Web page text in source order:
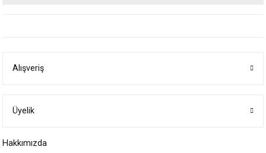
Ürün bilgilerinde hatalar bulunuyor.
Bu ürüne benzer farklı alternatifler olmalı.
Alışveriş
Üyelik
Hakkımızda